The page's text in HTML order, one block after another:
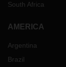
South Africa
AMERICA
Argentina
Brazil